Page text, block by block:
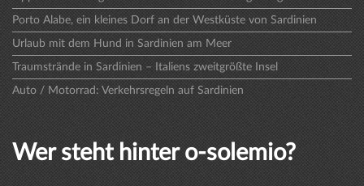
Porto Alabe, ein kleines Dorf an der Westküste von Sardinien
Urlaub mit dem Hund in Sardinien am Meer
Traumstrände in Sardinien – Italiens zweitgrößte Insel
Auto / Motorrad: Verkehrsregeln auf Sardinien
Wer steht hinter o-solemio?